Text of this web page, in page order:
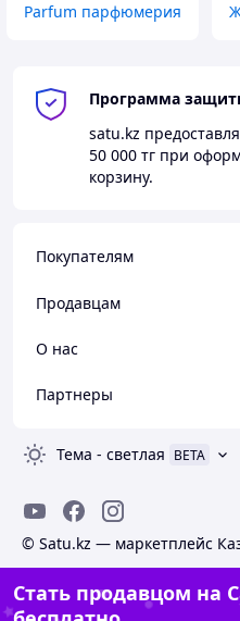
Parfum парфюмерия
Программа
satu.kz
50 000 тг при
корзину.
Покупателям
Продавцам
О нас
Партнеры
Тема - светлая BETA
© Satu.kz — маркетплейс
Стать продавцом на